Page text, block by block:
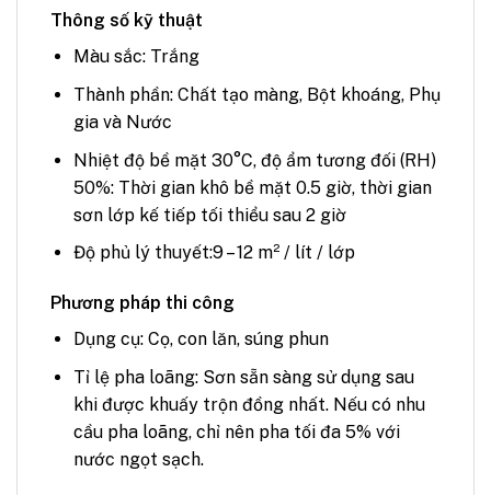
Thông số kỹ thuật
Màu sắc: Trắng
Thành phần: Chất tạo màng, Bột khoáng, Phụ
gia và Nước
Nhiệt độ bề mặt 30°C, độ ẩm tương đối (RH)
50%: Thời gian khô bề mặt 0.5 giờ, thời gian
sơn lớp kế tiếp tối thiểu sau 2 giờ
Độ phủ lý thuyết:9 – 12 m² / lít / lớp
Phương pháp thi công
Dụng cụ: Cọ, con lăn, súng phun
Tỉ lệ pha loãng: Sơn sẵn sàng sử dụng sau
khi được khuấy trộn đồng nhất. Nếu có nhu
cầu pha loãng, chỉ nên pha tối đa 5% với
nước ngọt sạch.